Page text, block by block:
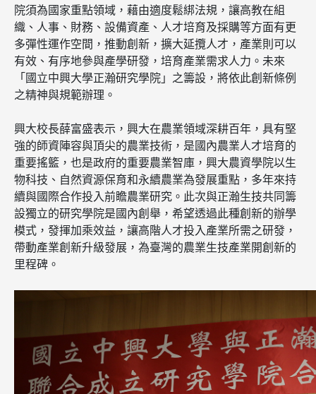
院須為國家重點領域，藉由適度鬆綁法規，讓高教在組
織、人事、財務、設備資產、人才培育及採購等方面有更
多彈性運作空間，推動創新，擴大延攬人才，產業則可以
有效、有序地參與產學研發，培育產業需求人力。未來
「國立中興大學正瀚研究學院」之籌設，將依此創新條例
之精神與規範辦理。
興大校長薛富盛表示，興大在農業領域深耕百年，具有堅
強的師資陣容與頂尖的農業技術，是國內農業人才培育的
重要搖籃，也是政府的重要農業智庫，興大農資學院以生
物科技、自然資源保育和永續農業為發展重點，多年來持
續與國際合作投入前瞻農業研究。此次與正瀚生技共同籌
設獨立的研究學院是國內創舉，希望透過此種創新的辦學
模式，發揮加乘效益，讓高階人才投入產業所需之研發，
帶動產業創新升級發展，為臺灣的農業生技產業開創新的
里程碑。